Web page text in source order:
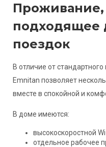
подходящее
поездок
В отличие от
Emnitan позволяет
вместе в спокойной и
В доме имеются:
высокоскоростной
отдельное рабочее